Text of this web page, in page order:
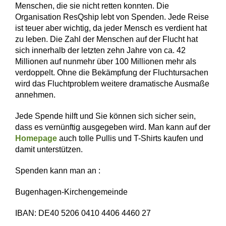
Menschen, die sie nicht retten konnten. Die
Organisation ResQship lebt von Spenden. Jede Reise
ist teuer aber wichtig, da jeder Mensch es verdient hat
zu leben. Die Zahl der Menschen auf der Flucht hat
sich innerhalb der letzten zehn Jahre von ca. 42
Millionen auf nunmehr über 100 Millionen mehr als
verdoppelt. Ohne die Bekämpfung der Fluchtursachen
wird das Fluchtproblem weitere dramatische Ausmaße
annehmen.
Jede Spende hilft und Sie können sich sicher sein,
dass es vernünftig ausgegeben wird. Man kann auf der
Homepage auch tolle Pullis und T-Shirts kaufen und
damit unterstützen.
Spenden kann man an :
Bugenhagen-Kirchengemeinde
IBAN: DE40 5206 0410 4406 4460 27